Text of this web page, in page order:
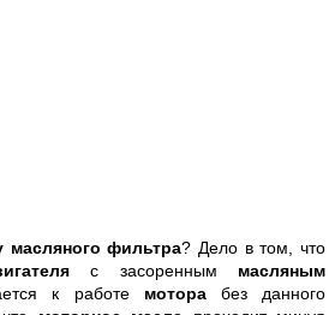
масляного фильтра? Дело в том, что
с засоренным масляным
к работе мотора без данного